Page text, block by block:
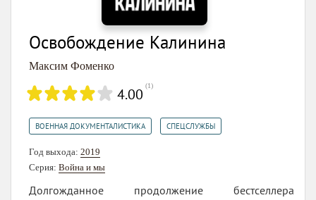
Освобождение Калинина
Максим Фоменко
4.00 (1)
ВОЕННАЯ ДОКУМЕНТАЛИСТИКА СПЕЦСЛУЖБЫ
Год выхода: 2019
Серия: Война и мы
Долгожданное продолжение бестселлера